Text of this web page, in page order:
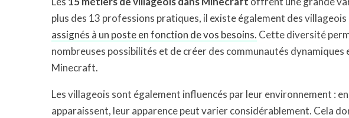
plus des 13 professions pratiques, il existe également des
assignés à un poste en fonction de vos besoins. Cette diversité
nombreuses possibilités et de créer des communautés dynamiques
Minecraft.
Les villageois sont également influencés par leur environnement :
apparaissent, leur apparence peut varier considérablement. Cela